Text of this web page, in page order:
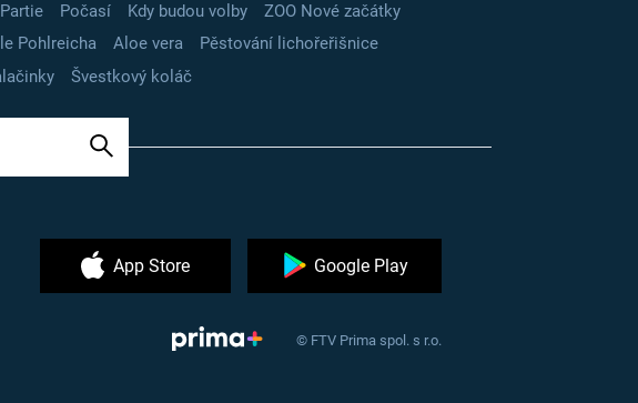
Partie Počasí Kdy budou volby
ZOO Nové začátky
Pohlreicha Aloe vera
Pěstování lichořeřišnice
Švestkový koláč
App Store Google Play
© FTV Prima spol. s r.o.